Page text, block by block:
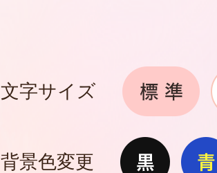
文字サイズ
背景色変更